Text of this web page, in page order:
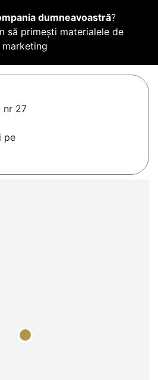
dumneavoastră?
să primești materialele de
marketing
nr 27
pe